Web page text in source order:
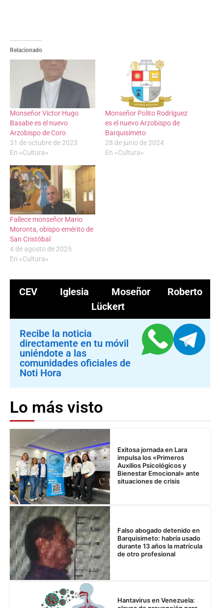
Relacionado
Monseñor Víctor Hugo
Basabe es el nuevo
Arzobispo de Coro
31 de octubre de 2023
En «Cultura»
Monseñor Polito Rodríguez
es el nuevo Arzobispo de
Barquisimeto
28 de junio de 2024
En «Cultura»
Fallece monseñor Mario
Moronta, obispo emérito de
San Cristóbal
4 de agosto de 2025
En «Cultura»
CEV Iglesia
Moseñor Roberto
Lückert
Recibe la noticia
directamente en tu móvil
uniéndote a las
comunidades oficiales de
Noti Hora
Lo más visto
Exitosa jornada en Lara
impulsa los «Primeros
Auxilios Psicológicos y
Bienestar Emocional» ante
situaciones de crisis
Falso abogado detenido en
Barquisimeto: habría usado
durante 13 años la matrícula
de otro profesional
Hantavirus en Venezuela: